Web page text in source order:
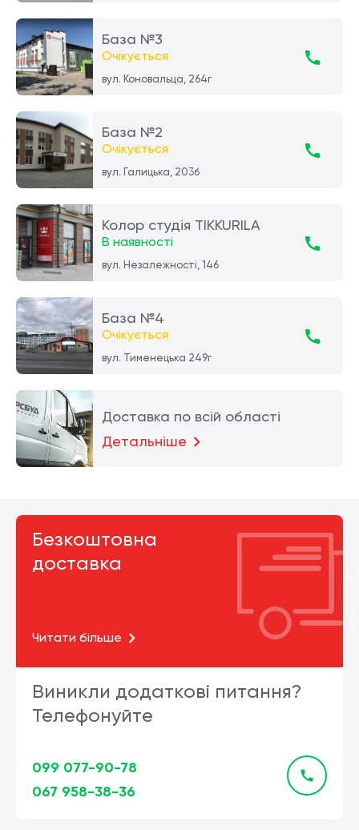
База №3
Очікується
вул. Коновальца, 264г
База №2
Очікується
вул. Галицька, 203б
Колор студія TIKKURILA
В наявності
вул. Незалежності, 146
База №4
Очікується
вул. Тименецька 249г
Доставка по всій області
Детальніше
Безкоштовна
доставка
Читати більше
Виникли додаткові питання?
Телефонуйте
099 077-90-78
067 958-38-36